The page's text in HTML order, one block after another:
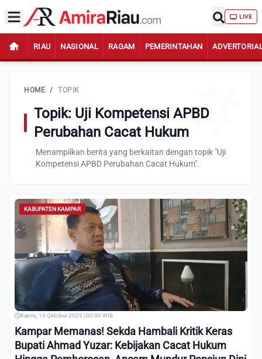
LIVE
RIAU NASIONAL RAGAM PEMERINTAHAN
HOME / TOPIK
Topik: Uji Kompetensi APBD
Perubahan Cacat Hukum
Menampilkan berita yang berkaitan dengan topik "Uji
Kompetensi APBD Perubahan Cacat Hukum".
KABUPATEN KAMPAR
Kamis, 16 Oktober 2025 | 00:00 WIB
Kampar Memanas! Sekda Hambali Kritik Keras
Bupati Ahmad Yuzar: Kebijakan Cacat Hukum